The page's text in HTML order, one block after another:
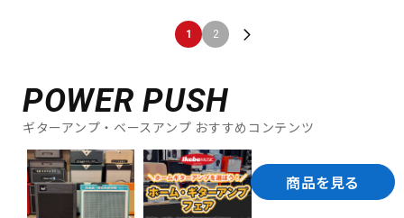
1 2
POWER PUSH
ギターアンプ・ベースアンプ おすすめコンテンツ
商品を見る